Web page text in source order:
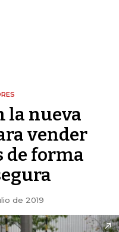
la nueva
vender
de forma
de 2019